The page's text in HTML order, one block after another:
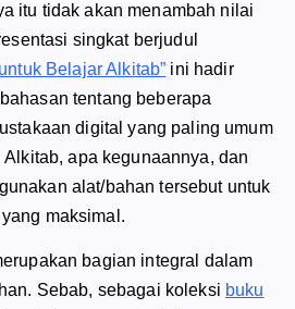
itu tidak akan menambah nilai
singkat berjudul
Belajar Alkitab” ini hadir
tentang beberapa
digital yang paling umum
apa kegunaannya, dan
alat/bahan tersebut untuk
maksimal.
bagian integral dalam
Sebab, sebagai koleksi buku